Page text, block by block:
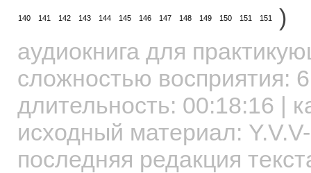
140 141 142 143 144 145 146 147 148 149 150 151 151
)
аудиокнига для
сложностью восприятия: 6
длительность: 00:18:16 |
исходный материал:
последняя редакция